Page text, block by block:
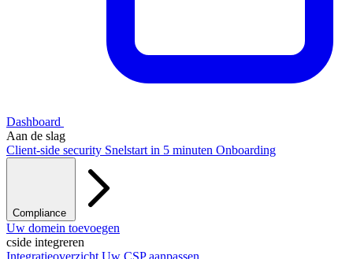
Dashboard
Aan de slag
Client-side security Snelstart in 5 minuten Onboarding
Compliance
PCI DSS / PCI Shield
Uw domein toevoegen
cside integreren
Integratieoverzicht Uw CSP aanpassen